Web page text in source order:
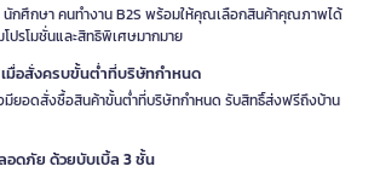
นักศึกษา คนทำงาน B2S พร้อมให้คุณเลือกสินค้าคุณภาพได้
ปรโมชั่นและสิทธิพิเศษมากมาย
มื่อสั่งครบขั้นต่ำที่บริษัทกำหนด
มียอดสั่งซื้อสินค้าขั้นต่ำที่บริษัทกำหนด รับสิทธิ์ส่งฟรีถึงบ้าน
อดภัย ด้วยบับเบิ้ล 3 ชั้น